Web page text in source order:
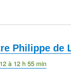
Philippe de
à 12 h 55 min